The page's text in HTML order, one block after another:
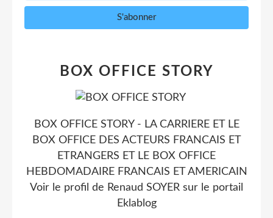
BOX OFFICE STORY
BOX OFFICE STORY - LA CARRIERE ET LE
BOX OFFICE DES ACTEURS FRANCAIS ET
ETRANGERS ET LE BOX OFFICE
HEBDOMADAIRE FRANCAIS ET AMERICAIN
Voir le profil de Renaud SOYER sur le portail
Eklablog